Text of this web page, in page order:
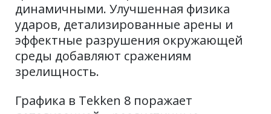
динамичными. Улучшенная физика
ударов, детализированные арены и
эффектные разрушения окружающей
среды добавляют сражениям
зрелищность.
Графика в Tekken 8 поражает